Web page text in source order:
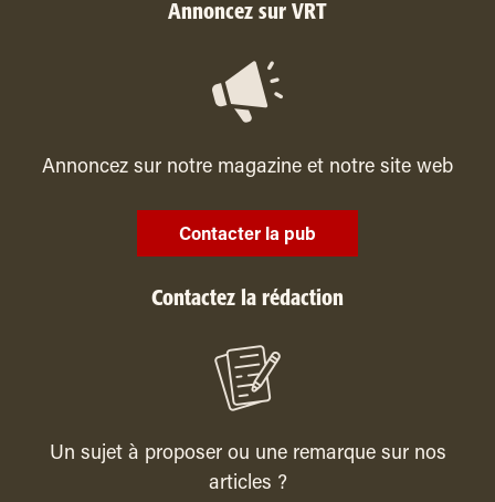
Annoncez sur VRT
Annoncez sur notre magazine et notre site web
Contacter la pub
Contactez la rédaction
Un sujet à proposer ou une remarque sur nos
articles ?